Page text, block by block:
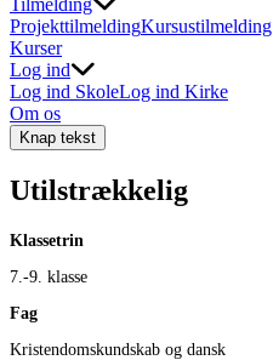
Tilmelding
ProjekttilmeldingKursustilmelding
Kurser
Log ind
Log ind SkoleLog ind Kirke
Om os
Knap tekst
Utilstrækkelig
Klassetrin
7.-9. klasse
Fag
Kristendomskundskab og dansk